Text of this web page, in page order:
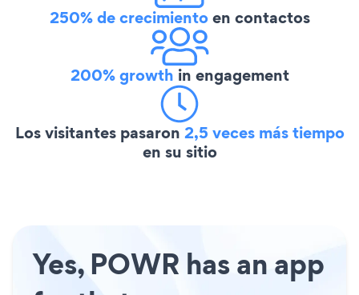
250% de crecimientoen contactos
200% growth in engagement
Los visitantes pasaron 2,5 veces más tiempo
en su sitio
Yes, POWR has an app